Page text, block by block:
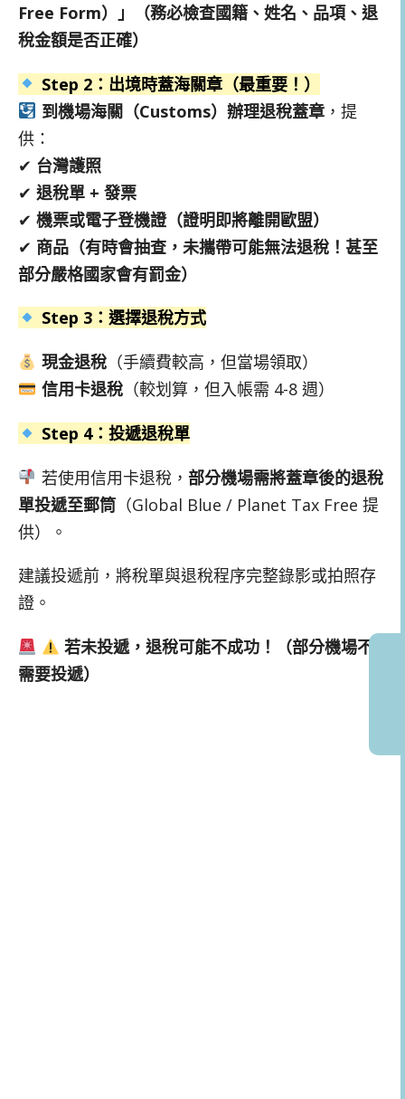
Free Form）」（務必檢查國籍、姓名、品項、退
稅金額是否正確）
Step 2：出境時蓋海關章（最重要！）
到機場海關（Customs）辦理退稅蓋章，提
供：
✔ 台灣護照
✔ 退稅單 + 發票
✔ 機票或電子登機證（證明即將離開歐盟）
✔ 商品（有時會抽查，未攜帶可能無法退稅！甚至
部分嚴格國家會有罰金）
Step 3：選擇退稅方式
現金退稅（手續費較高，但當場領取）
信用卡退稅（較划算，但入帳需 4-8 週）
Step 4：投遞退稅單
若使用信用卡退稅， 部分機場需將蓋章後的退稅
單投遞至郵筒 （Global Blue / Planet Tax Free 提
供）。
建議投遞前，將稅單與退稅程序完整錄影或拍照存
證。
若未投遞，退稅可能不成功！（部分機場不
需要投遞）